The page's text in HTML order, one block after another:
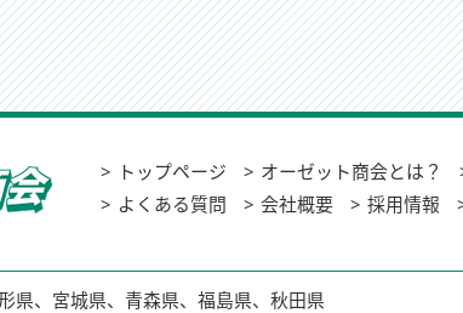
トップページ オーゼット商会とは？
よくある質問
会社概要 採用情報
県、宮城県、青森県、福島県、秋田県